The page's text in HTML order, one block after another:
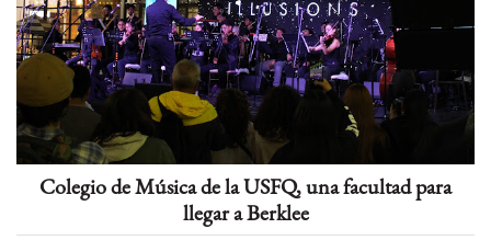
Colegio de Música de la USFQ, una facultad para
llegar a Berklee